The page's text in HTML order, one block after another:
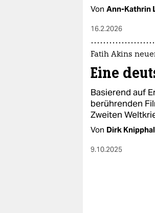
Von Ann-Kathrin
16.2.2026
Fatih Akins
Eine
Basierend auf
berührenden
Zweiten
Von Dirk
9.10.2025